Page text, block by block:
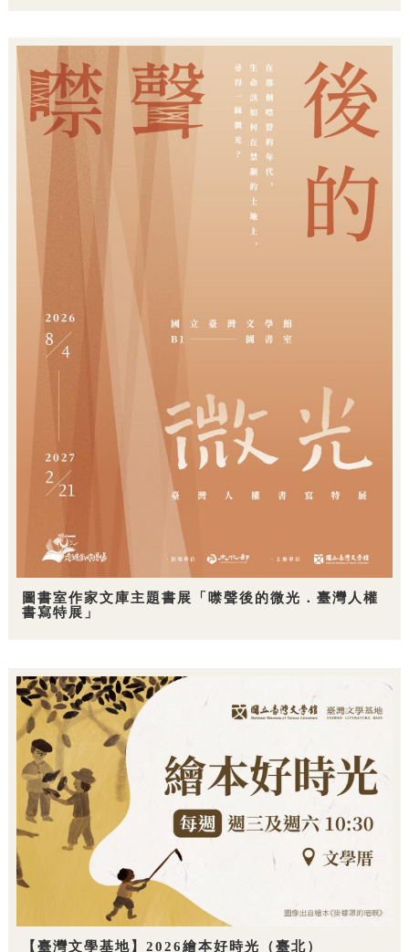
圖書室作家文庫主題書展「噤聲後的微光．臺灣人權
書寫特展」
【臺灣文學基地】2026繪本好時光（臺北）